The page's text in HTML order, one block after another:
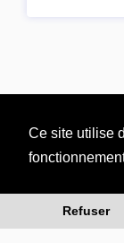
Ce site utilise
Refuser